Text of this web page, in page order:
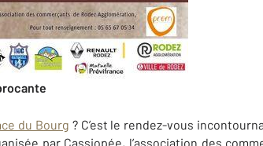
du Bourg ? C’est le rendez-vous
par Cassiopée, l’association des